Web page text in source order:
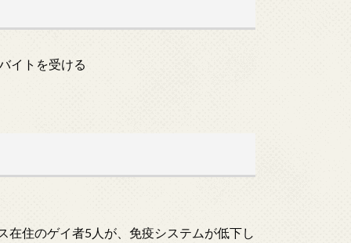
イトを受ける
在住のゲイ者5人が、免疫システムが低下し